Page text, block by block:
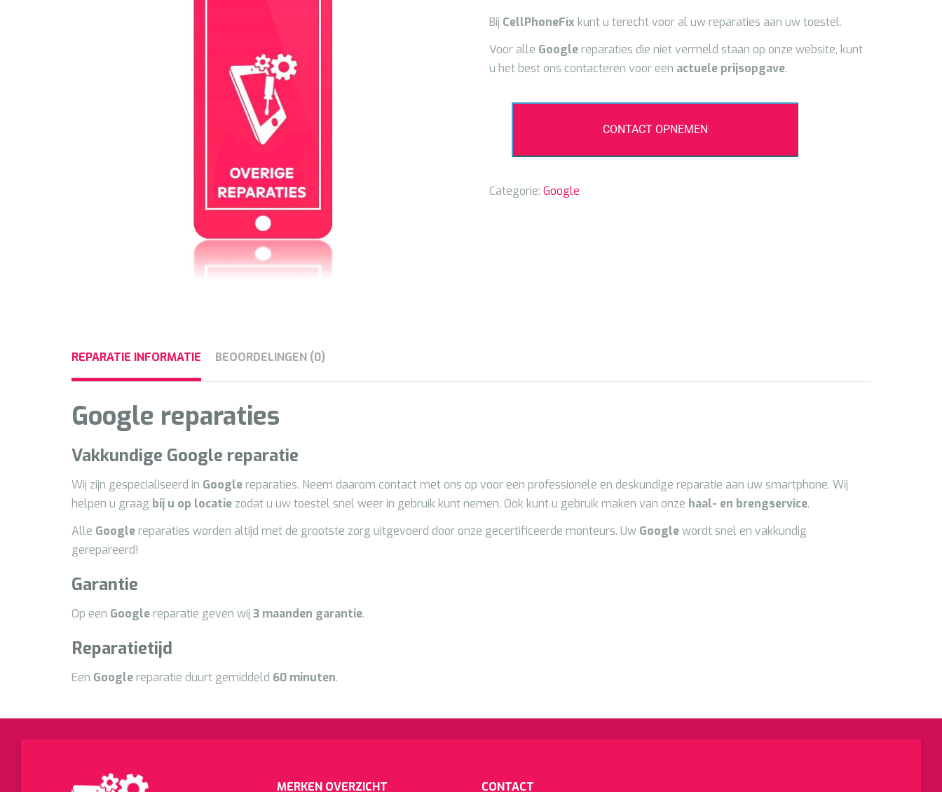
Bij CellPhoneFixkunt u terecht voor al uw reparaties aan uw toestel.
Voor alle Googlereparaties die niet vermeld staan op onze website, kunt
u het best ons contacteren voor een actuele prijsopgave.
CONTACT OPNEMEN
Categorie: Google
REPARATIE INFORMATIE BEOORDELINGEN (0)
Google reparaties
Vakkundige Google reparatie
Wij zijn gespecialiseerd in Googlereparaties. Neem daarom contact met ons op voor een professionele en deskundige reparatie aan uw smartphone. Wij
helpen u graag bij u op locatie zodat u uw toestel snel weer in gebruik kunt nemen. Ook kunt u gebruik maken van onze haal- en brengservice.
Alle Googlereparaties worden altijd met de grootste zorg uitgevoerd door onze gecertificeerde monteurs. Uw Googlewordt snel en vakkundig
gerepareerd!
Garantie
Op een Googlereparatie geven wij 3 maanden garantie.
Reparatietijd
Een Googlereparatie duurt gemiddeld 60 minuten.
MERKEN OVERZICHT CONTACT